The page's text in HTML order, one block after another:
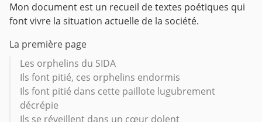
Mon document est un recueil de textes poétiques qui
font vivre la situation actuelle de la société.
La première page
Les orphelins du SIDA
Ils font pitié, ces orphelins endormis
Ils font pitié dans cette paillote lugubrement
décrépie
Ils se réveillent dans un cœur dolent